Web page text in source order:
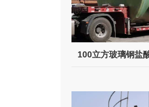
100立方玻璃钢盐